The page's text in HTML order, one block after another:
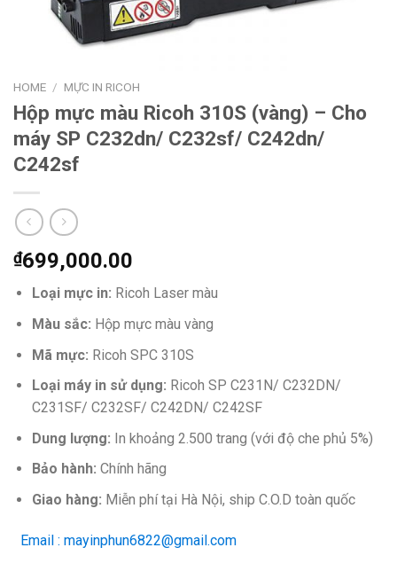
HOME / MỰC IN RICOH
Hộp mực màu Ricoh 310S (vàng) – Cho
máy SP C232dn/ C232sf/ C242dn/
C242sf
₫699,000.00
Loại mực in: Ricoh Laser màu
Màu sắc: Hộp mực màu vàng
Mã mực: Ricoh SPC 310S
Loại máy in sử dụng: Ricoh SP C231N/ C232DN/
C231SF/ C232SF/ C242DN/ C242SF
Dung lượng: In khoảng 2.500 trang (với độ che phủ 5%)
Bảo hành: Chính hãng
Giao hàng: Miễn phí tại Hà Nội, ship C.O.D toàn quốc
Email : mayinphun6822@gmail.com